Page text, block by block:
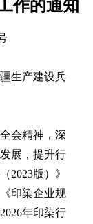
作的通知
生产建设兵
会精神，深
展，提升行
2023版）》
印染企业规
年印染行